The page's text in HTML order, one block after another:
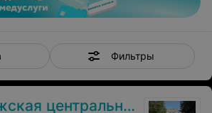
Фильтры
районная больница